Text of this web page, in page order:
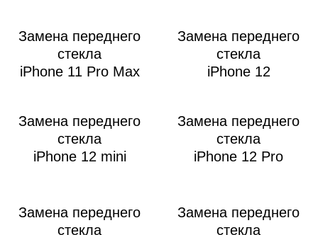
Замена переднего
стекла
iPhone 11 Pro Max
Замена переднего
стекла
iPhone 12
Замена переднего
стекла
iPhone 12 mini
Замена переднего
стекла
iPhone 12 Pro
Замена переднего
стекла
Замена переднего
стекла